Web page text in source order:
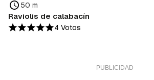
50 m
Raviolis de calabacín
4 Votos